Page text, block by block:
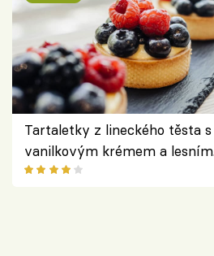
Tartaletky z lineckého těsta s
vanilkovým krémem a lesním
ovocem podle Bread Society